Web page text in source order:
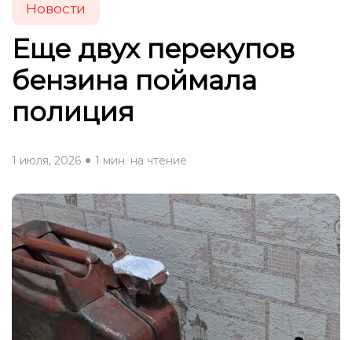
Новости
Еще двух перекупов
бензина поймала
полиция
1 июля, 2026 1 мин. на чтение